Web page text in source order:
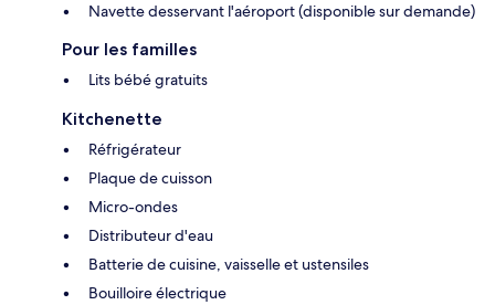
Navette desservant l'aéroport (disponible sur demande)
Pour les familles
Lits bébé gratuits
Kitchenette
Réfrigérateur
Plaque de cuisson
Micro-ondes
Distributeur d'eau
Batterie de cuisine, vaisselle et ustensiles
Bouilloire électrique